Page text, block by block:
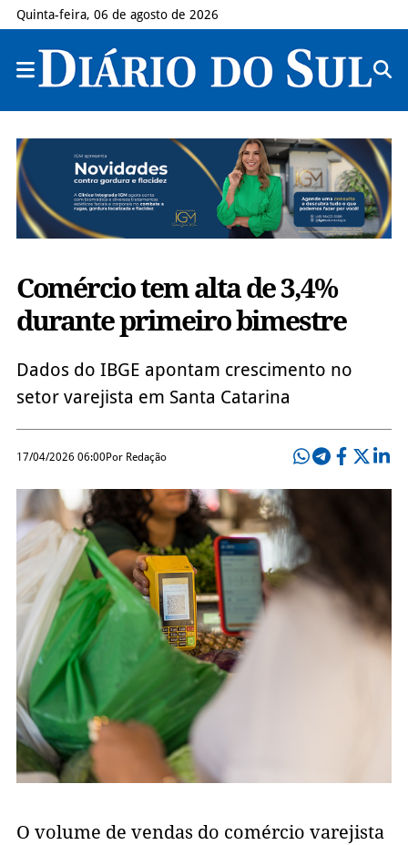
Quinta-feira, 06 de agosto de 2026
Comércio tem alta de 3,4%
durante primeiro bimestre
Dados do IBGE apontam crescimento no
setor varejista em Santa Catarina
17/04/2026 06:00Por Redação
O volume de vendas do comércio varejista